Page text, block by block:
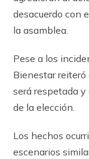
desacuerdo con
la asamblea.
Pese a los
Bienestar reiteró
será respetada
de la elección.
Los hechos
escenarios